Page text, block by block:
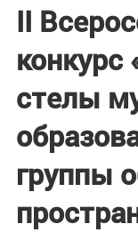
II
стелы
группы